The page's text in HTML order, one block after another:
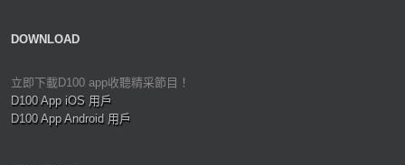
DOWNLOAD
立即下載D100 app收聽精采節目！
D100 App iOS 用戶
D100 App Android 用戶